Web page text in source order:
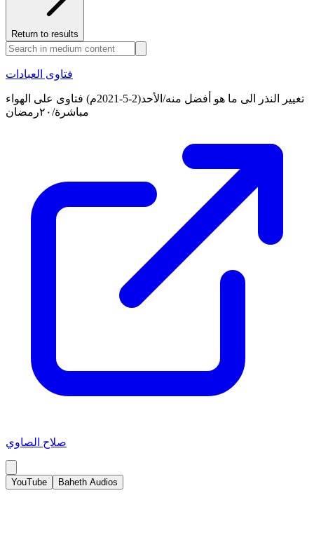
Return to results
فتاوى العبادات
تغيير النذر الى ما هو أفضل منه/الأحد(2-5-2021م) فتاوى على الهواء
مباشرة/٢٠رمضان
صلاح الصاوي
YouTube Baheth Audios